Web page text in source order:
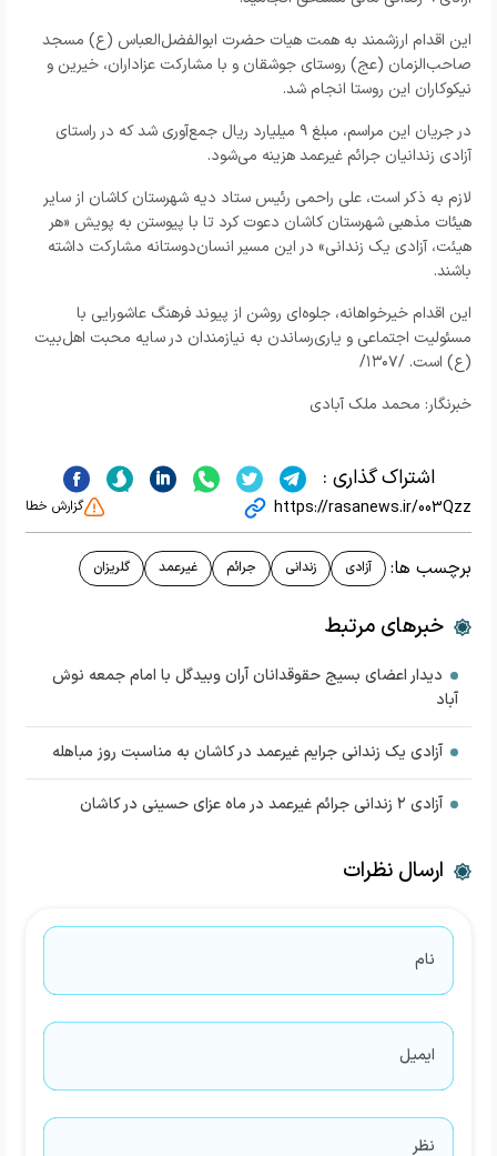
این اقدام ارزشمند به همت هیات حضرت ابوالفضل‌العباس (ع) مسجد
صاحب‌الزمان (عج) روستای جوشقان و با مشارکت عزاداران، خیرین و
نیکوکاران این روستا انجام شد.
در جریان این مراسم، مبلغ ۹ میلیارد ریال جمع‌آوری شد که در راستای
آزادی زندانیان جرائم غیرعمد هزینه می‌شود.
لازم به ذکر است، علی راحمی رئیس ستاد دیه شهرستان کاشان از سایر
هیئات مذهبی شهرستان کاشان دعوت کرد تا با پیوستن به پویش «هر
هیئت، آزادی یک زندانی» در این مسیر انسان‌دوستانه مشارکت داشته
باشند.
این اقدام خیرخواهانه، جلوه‌ای روشن از پیوند فرهنگ عاشورایی با
مسئولیت اجتماعی و یاری‌رساندن به نیازمندان در سایه محبت اهل‌بیت
(ع) است. /۱۳۰۷/
خبرنگار: محمد ملک آبادی
اشتراک گذاری :
https://rasanews.ir/003Qzz گزارش خطا
برچسب ها: آزادی زندانی جرائم غیرعمد گلریزان
خبرهای مرتبط
دیدار اعضای بسیج حقوقدانان آران وبیدگل با امام جمعه نوش
آباد
آزادی یک زندانی جرایم غیرعمد در کاشان به مناسبت روز مباهله
آزادی ۲ زندانی جرائم غیرعمد در ماه عزای حسینی در کاشان
ارسال نظرات